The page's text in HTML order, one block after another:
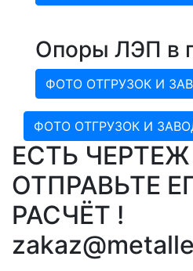
Опоры ЛЭП в
ФОТО ОТГРУЗОК И
ФОТО ОТГРУЗОК И
ЕСТЬ ЧЕРТЕЖ
ОТПРАВЬТЕ
РАСЧЁТ !